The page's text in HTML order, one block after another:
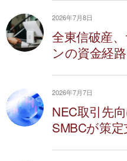
2026年7月8日
全東信破産
ンの資金経
2026年7月7日
NEC取引先
SMBCが策定